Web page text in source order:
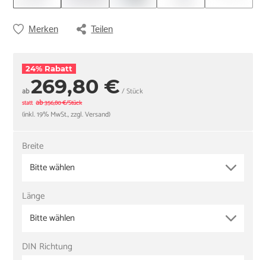
Merken Teilen
24% Rabatt
ab269,80 € / Stück
statt ab356,80 €/Stück
(inkl. 19% MwSt., zzgl. Versand)
Breite
Bitte wählen
Länge
Bitte wählen
DIN Richtung